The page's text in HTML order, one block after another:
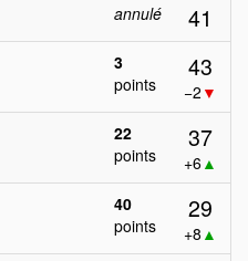
annulé 41
3
points
43
−2 ▼
22
points
37
+6▲
40
points
29
+8 ▲